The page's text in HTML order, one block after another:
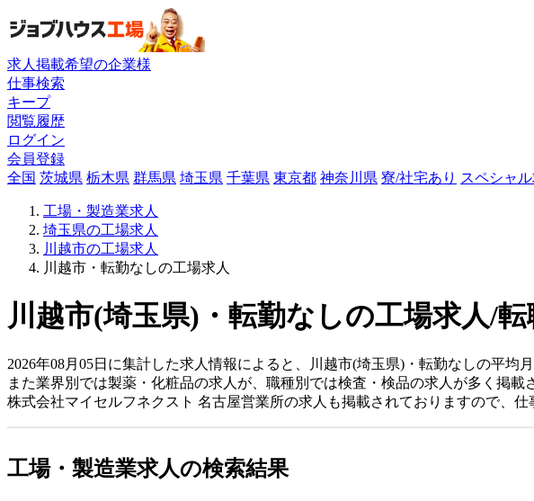
求人掲載希望の企業様
仕事検索
キープ
閲覧履歴
ログイン
会員登録
全国 茨城県 栃木県 群馬県 埼玉県 千葉県 東京都 神奈川県 寮/社宅あり スペシャル
工場・製造業求人
埼玉県の工場求人
川越市の工場求人
川越市・転勤なしの工場求人
川越市(埼玉県)・転勤なしの工場求人/
2026年08月05日に集計した求人情報によると、川越市(埼玉県)・転勤なしの平均
また業界別では製薬・化粧品の求人が、職種別では検査・検品の求人が多く掲載
株式会社マイセルフネクスト 名古屋営業所の求人も掲載されておりますので、仕
工場・製造業求人の検索結果